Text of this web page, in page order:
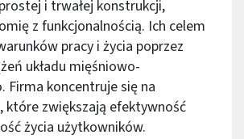
i trwałej konstrukcji,
z funkcjonalnością. Ich celem
pracy i życia poprzez
układu mięśniowo-
Firma koncentruje się na
które zwiększają efektywność
życia użytkowników.